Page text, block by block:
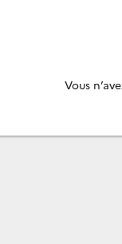
Vous